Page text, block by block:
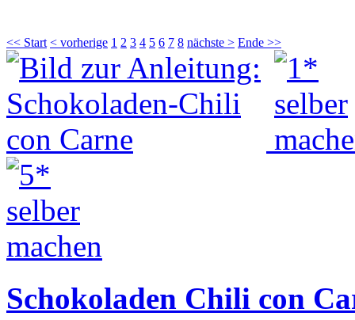
<< Start < vorherige 1 2 3 4 5 6 7 8 nächste > Ende >>
Schokoladen Chili con